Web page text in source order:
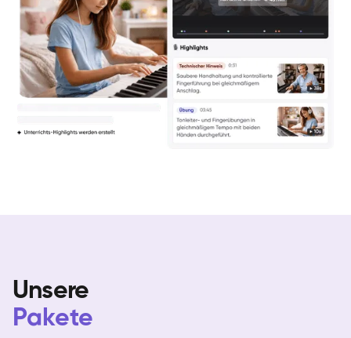
Yuna
Klavier / Piano / Flügel
Camilla
Klavier / Piano / Flügel
Katarzyna
Unsere
Pakete